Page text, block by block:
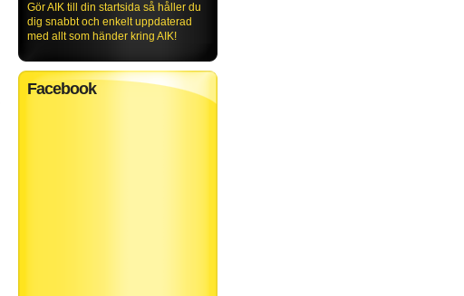
Gör AIK till din startsida så håller du
dig snabbt och enkelt uppdaterad
med allt som händer kring AIK!
Facebook